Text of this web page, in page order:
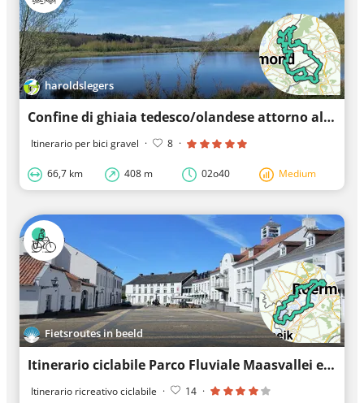
haroldslegers
Confine di ghiaia tedesco/olandese attorno al Meinweg e al bosco di Elmpter
Itinerario per bici gravel · 8 ·
66,7 km 408 m 02o40 Medium
Fietsroutes in beeld
Itinerario ciclabile Parco Fluviale Maasvallei e Maasplassen
Itinerario ricreativo ciclabile · 14 ·